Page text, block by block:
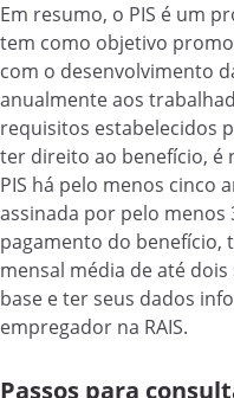
Em resumo, o PIS é um
tem como objetivo
com o desenvolvimento
anualmente aos
requisitos estabelecidos
ter direito ao benefício, é
PIS há pelo menos cinco
assinada por pelo
pagamento do benefício,
mensal média de até
base e ter seus dados
empregador na RAIS.
Passos para